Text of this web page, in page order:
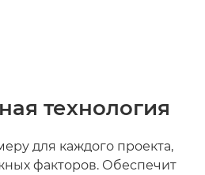
технология
для каждого проекта,
факторов. Обеспечит